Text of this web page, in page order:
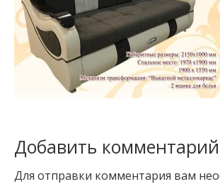
Добавить комментарий
Для отправки комментария вам